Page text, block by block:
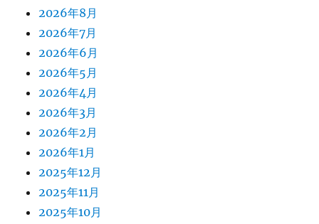
2026年8月
2026年7月
2026年6月
2026年5月
2026年4月
2026年3月
2026年2月
2026年1月
2025年12月
2025年11月
2025年10月